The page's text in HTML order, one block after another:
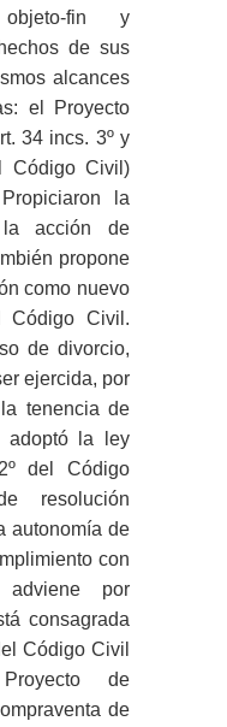
fin y
de sus
alcances
el Proyecto
34 incs. 3º y
Código Civil)
la
la acción de
propone
como nuevo
Código Civil.
de divorcio,
ejercida, por
tenencia de
adoptó la ley
del Código
resolución
autonomía de
con
por
consagrada
Código Civil
de
de